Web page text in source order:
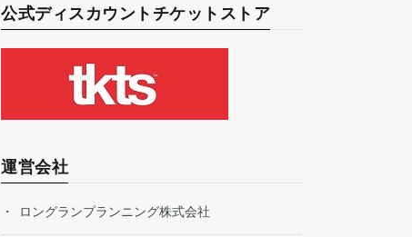
公式ディスカウントチケットストア
運営会社
ロングランプランニング株式会社